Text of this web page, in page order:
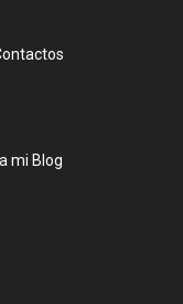
mi Blog